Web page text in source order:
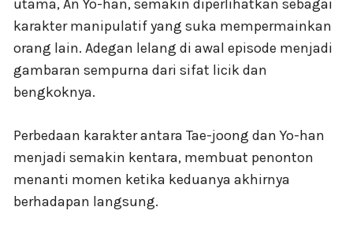
utama, An Yo-han, semakin diperlihatkan sebagai
karakter manipulatif yang suka mempermainkan
orang lain. Adegan lelang di awal episode menjadi
gambaran sempurna dari sifat licik dan
bengkoknya.
Perbedaan karakter antara Tae-joong dan Yo-han
menjadi semakin kentara, membuat penonton
menanti momen ketika keduanya akhirnya
berhadapan langsung.